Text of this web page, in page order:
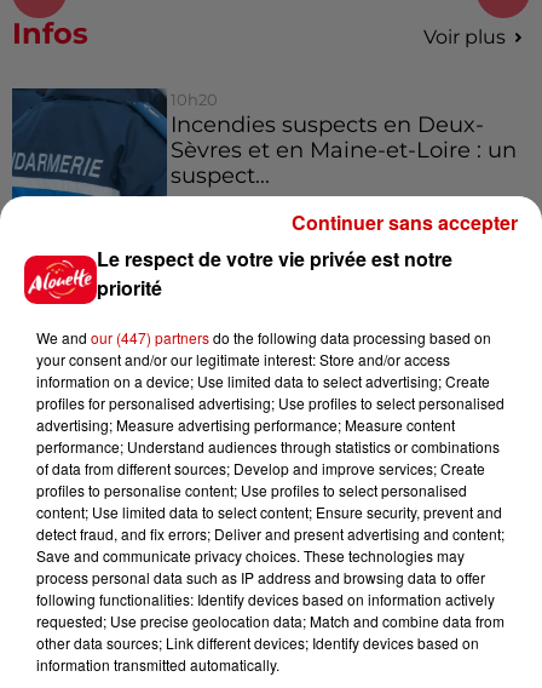
Infos Voir plus
10h20
Incendies suspects en Deux-
Sèvres et en Maine-et-Loire : un
suspect...
8h49
conducteur...
8 août 2026
Aide carburant pour les "grands
rouleurs" : le délai pour la...
8 août 2026
Royan : elle tente d’écraser son
ex-conjoint et dit regretter...
Le respect de votre vie privée est notre
priorité
We and our (447) partnersdo the following data processing based on
your consent and/or our legitimate interest: Store and/or access
information on a device; Use limited data to select advertising; Create
profiles for personalised advertising; Use profiles to select personalised
advertising; Measure advertising performance; Measure content
performance; Understand audiences through statistics or combinations
of data from different sources; Develop and improve services; Create
profiles to personalise content; Use profiles to select personalised
content; Use limited data to select content; Ensure security, prevent and
detect fraud, and fix errors; Deliver and present advertising and content;
Save and communicate privacy choices. These technologies may
process personal data such as IP address and browsing data to offer
following functionalities: Identify devices based on information actively
requested; Use precise geolocation data; Match and combine data from
other data sources; Link different devices; Identify devices based on
information transmitted automatically.
Continuer sans accepter